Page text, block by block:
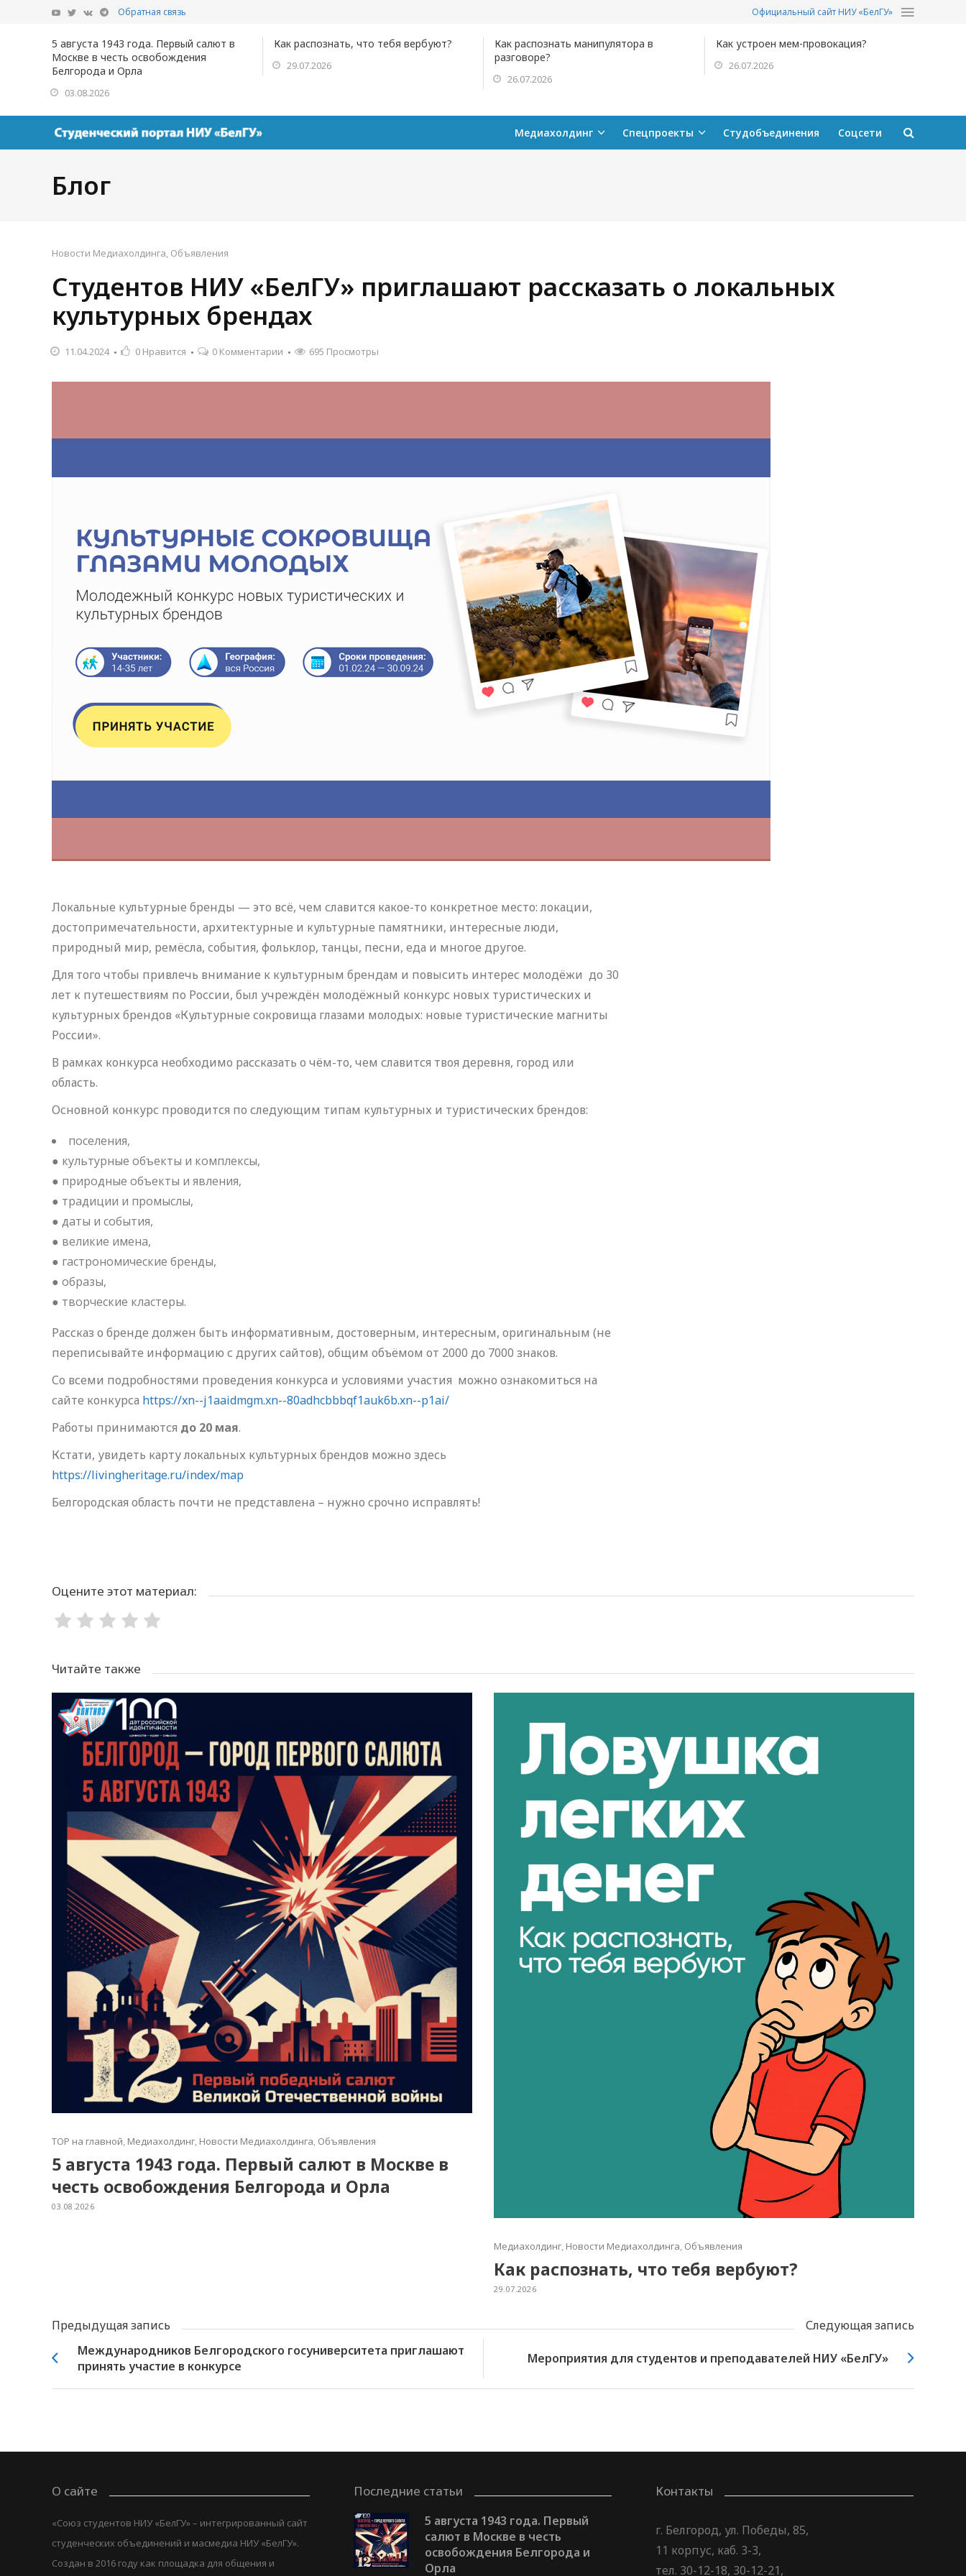
Обратная связь Официальный сайт НИУ «БелГУ»
5 августа 1943 года. Первый салют в
Москве в честь освобождения
Белгорода и Орла
03.08.2026
Как распознать, что тебя вербуют?
29.07.2026
Как распознать манипулятора в
разговоре?
26.07.2026
Как устроен мем-провокация?
26.07.2026
Медиахолдинг Спецпроекты Студобъединения Соцсети
Блог
Новости Медиахолдинга, Объявления
Студентов НИУ «БелГУ» приглашают рассказать о локальных
культурных брендах
11.04.2024 0 Нравится 0 Комментарии 695 Просмотры
Локальные культурные бренды — это всё, чем славится какое-то конкретное место: локации,
достопримечательности, архитектурные и культурные памятники, интересные люди,
природный мир, ремёсла, события, фольклор, танцы, песни, еда и многое другое.
Для того чтобы привлечь внимание к культурным брендам и повысить интерес молодёжи до 30
лет к путешествиям по России, был учреждён молодёжный конкурс новых туристических и
культурных брендов «Культурные сокровища глазами молодых: новые туристические магниты
России».
В рамках конкурса необходимо рассказать о чём-то, чем славится твоя деревня, город или
область.
Основной конкурс проводится по следующим типам культурных и туристических брендов:
поселения,
● культурные объекты и комплексы,
● природные объекты и явления,
● традиции и промыслы,
● даты и события,
● великие имена,
● гастрономические бренды,
● образы,
● творческие кластеры.
Рассказ о бренде должен быть информативным, достоверным, интересным, оригинальным (не
переписывайте информацию с других сайтов), общим объёмом от 2000 до 7000 знаков.
Со всеми подробностями проведения конкурса и условиями участия можно ознакомиться на
сайте конкурса https://xn--j1aaidmgm.xn--80adhcbbbqf1auk6b.xn--p1ai/
Работы принимаются до 20 мая.
Кстати, увидеть карту локальных культурных брендов можно здесь
https://livingheritage.ru/index/map
Белгородская область почти не представлена – нужно срочно исправлять!
Оцените этот материал:
Читайте также
TOP на главной, Медиахолдинг, Новости Медиахолдинга, Объявления
5 августа 1943 года. Первый салют в Москве в
честь освобождения Белгорода и Орла
03.08.2026
Медиахолдинг, Новости Медиахолдинга, Объявления
Как распознать, что тебя вербуют?
29.07.2026
Предыдущая запись
Следующая запись
Международников Белгородского госуниверситета приглашают
принять участие в конкурсе
Мероприятия для студентов и преподавателей НИУ «БелГУ»
О сайте
«Союз студентов НИУ «БелГУ» – интегрированный сайт
студенческих объединений и масмедиа НИУ «БелГУ».
Создан в 2016 году как площадка для общения и
Последние статьи
5 августа 1943 года. Первый
салют в Москве в честь
освобождения Белгорода и
Орла
Контакты
г. Белгород, ул. Победы, 85,
11 корпус, каб. 3-3,
тел. 30-12-18, 30-12-21,